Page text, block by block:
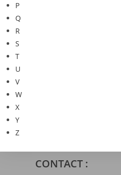
P
Q
R
S
T
U
V
W
X
Y
Z
CONTACT :